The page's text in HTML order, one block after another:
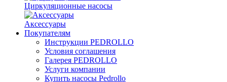
Циркуляционные насосы
Аксессуары
Покупателям
Инструкции PEDROLLO
Условия соглашения
Галерея PEDROLLO
Услуги компании
Купить насосы Pedrollo